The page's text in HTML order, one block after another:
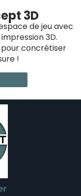
3D
de jeu avec
3D.
pour concrétiser
!